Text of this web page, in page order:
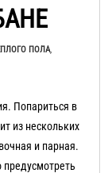
ПОЛА,
Попариться в
из нескольких
и парная.